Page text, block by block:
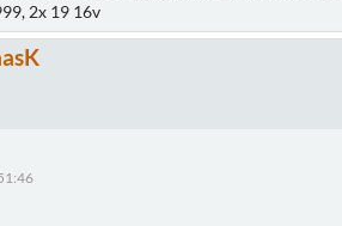
2x 19 16v